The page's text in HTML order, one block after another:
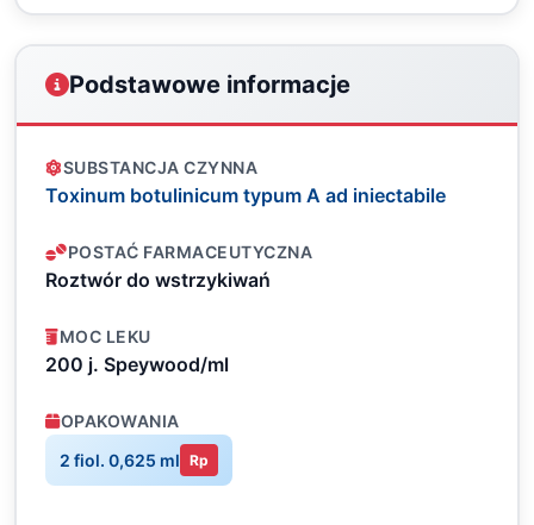
Podstawowe informacje
SUBSTANCJA CZYNNA
Toxinum botulinicum typum A ad iniectabile
POSTAĆ FARMACEUTYCZNA
Roztwór do wstrzykiwań
MOC LEKU
200 j. Speywood/ml
OPAKOWANIA
2 fiol. 0,625 ml Rp